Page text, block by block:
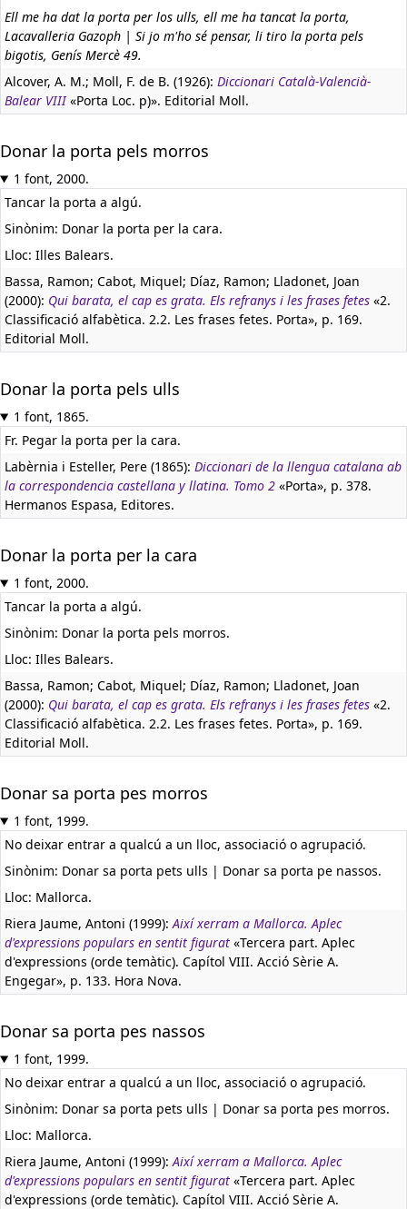
Ell me ha dat la porta per los ulls, ell me ha tancat la porta,
Lacavalleria Gazoph | Si jo m'ho sé pensar, li tiro la porta pels
bigotis, Genís Mercè 49.
Alcover, A. M.; Moll, F. de B. (1926): Diccionari Català-Valencià-
Balear VIII«Porta Loc. p)». Editorial Moll.
Donar la porta pels morros
1 font, 2000.
Tancar la porta a algú.
Sinònim: Donar la porta per la cara.
Lloc: Illes Balears.
Bassa, Ramon; Cabot, Miquel; Díaz, Ramon; Lladonet, Joan
(2000): Qui barata, el cap es grata. Els refranys i les frases fetes «2.
Classificació alfabètica. 2.2. Les frases fetes. Porta», p. 169.
Editorial Moll.
Donar la porta pels ulls
1 font, 1865.
Fr. Pegar la porta per la cara.
Labèrnia i Esteller, Pere (1865): Diccionari de la llengua catalana ab
la correspondencia castellana y llatina. Tomo 2 «Porta», p. 378.
Hermanos Espasa, Editores.
Donar la porta per la cara
1 font, 2000.
Tancar la porta a algú.
Sinònim: Donar la porta pels morros.
Lloc: Illes Balears.
Bassa, Ramon; Cabot, Miquel; Díaz, Ramon; Lladonet, Joan
(2000): Qui barata, el cap es grata. Els refranys i les frases fetes «2.
Classificació alfabètica. 2.2. Les frases fetes. Porta», p. 169.
Editorial Moll.
Donar sa porta pes morros
1 font, 1999.
No deixar entrar a qualcú a un lloc, associació o agrupació.
Sinònim: Donar sa porta pets ulls | Donar sa porta pe nassos.
Lloc: Mallorca.
Riera Jaume, Antoni (1999):Així xerram a Mallorca. Aplec
d'expressions populars en sentit figurat «Tercera part. Aplec
d'expressions (orde temàtic). Capítol VIII. Acció Sèrie A.
Engegar», p. 133. Hora Nova.
Donar sa porta pes nassos
1 font, 1999.
No deixar entrar a qualcú a un lloc, associació o agrupació.
Sinònim: Donar sa porta pets ulls | Donar sa porta pes morros.
Lloc: Mallorca.
Riera Jaume, Antoni (1999):Així xerram a Mallorca. Aplec
d'expressions populars en sentit figurat «Tercera part. Aplec
d'expressions (orde temàtic). Capítol VIII. Acció Sèrie A.